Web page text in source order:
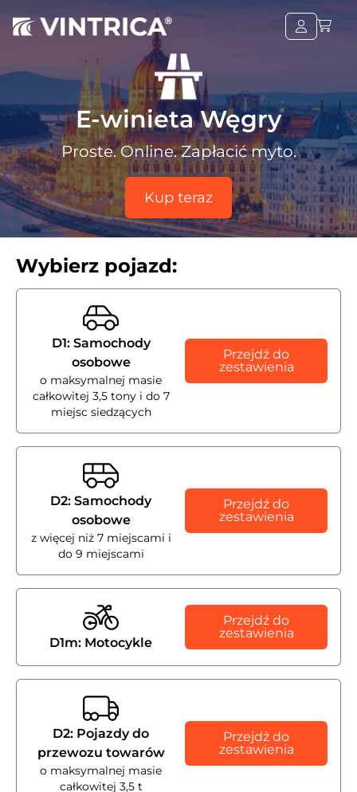
E-winieta Węgry
Proste. Online. Zapłacić myto.
Kup teraz
Wybierz pojazd:
D1: Samochody
osobowe
o maksymalnej masie
całkowitej 3,5 tony i do 7
miejsc siedzących
Przejdź do
zestawienia
D2: Samochody
osobowe
z więcej niż 7 miejscami i
do 9 miejscami
Przejdź do
zestawienia
D1m: Motocykle
Przejdź do
zestawienia
D2: Pojazdy do
przewozu towarów
o maksymalnej masie
całkowitej 3,5 t
Przejdź do
zestawienia